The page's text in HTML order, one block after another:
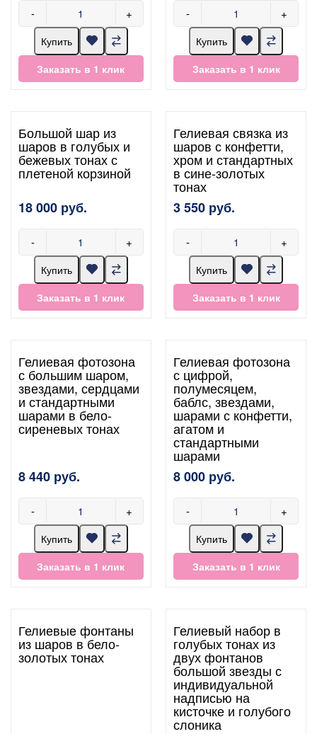
- +
Купить
Заказать в 1 клик
- +
Купить
Заказать в 1 клик
Большой шар из
шаров в голубых и
бежевых тонах с
плетеной корзиной
18 000 руб.
- +
Купить
Заказать в 1 клик
Гелиевая связка из
шаров с конфетти,
хром и стандартных
в сине-золотых
тонах
3 550 руб.
- +
Купить
Заказать в 1 клик
Гелиевая фотозона
с большим шаром,
звездами, сердцами
и стандартными
шарами в бело-
сиреневых тонах
8 440 руб.
- +
Купить
Заказать в 1 клик
Гелиевая фотозона
с цифрой,
полумесяцем,
баблс, звездами,
шарами с конфетти,
агатом и
стандартными
шарами
8 000 руб.
- +
Купить
Заказать в 1 клик
Гелиевые фонтаны
из шаров в бело-
золотых тонах
Гелиевый набор в
голубых тонах из
двух фонтанов
большой звезды с
индивидуальной
надписью на
кисточке и голубого
слоника